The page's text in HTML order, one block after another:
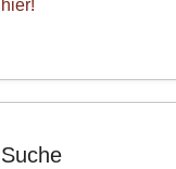
hier!
Suche